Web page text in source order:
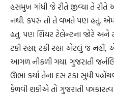
હસમુખ ગાંધી જે રીતે જીવ્યા તે
નથી. કપરું તો તે વખતે પણ હતું.
હતું. પણ શિયર ટેલેન્ટના જોરે અને
ટકી રહ્યા; ટકી રહ્યા એટલું જ
આગળ નીકળી ગયા. ગુજરાતી
ઊભાં કર્યાં તેના દસ ટકા સુધી
કેળવી શકીએ તો ગુજરાતી